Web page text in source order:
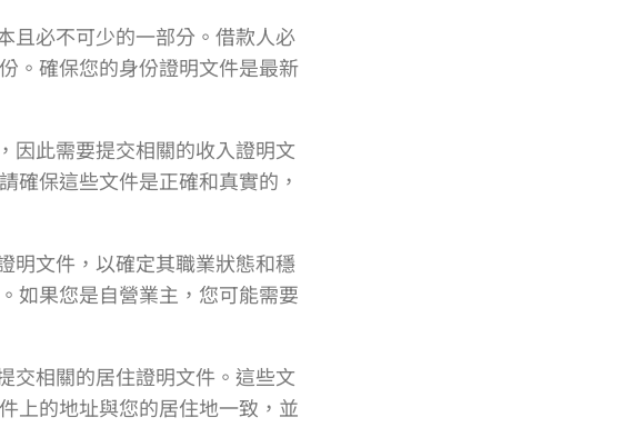
且必不可少的一部分。借款人必
。確保您的身份證明文件是最新
因此需要提交相關的收入證明文
確保這些文件是正確和真實的，
明文件，以確定其職業狀態和穩
如果您是自營業主，您可能需要
交相關的居住證明文件。這些文
上的地址與您的居住地一致，並